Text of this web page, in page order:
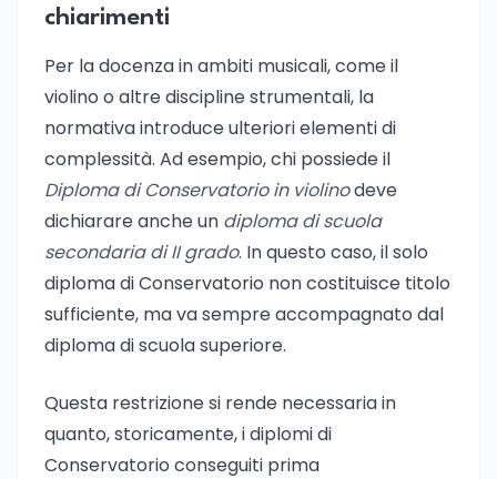
chiarimenti
Per la docenza in ambiti musicali, come il
violino o altre discipline strumentali, la
normativa introduce ulteriori elementi di
complessità. Ad esempio, chi possiede il
Diploma di Conservatorio in violinodeve
dichiarare anche un diploma di scuola
secondaria di II grado. In questo caso, il solo
diploma di Conservatorio non costituisce titolo
sufficiente, ma va sempre accompagnato dal
diploma di scuola superiore.
Questa restrizione si rende necessaria in
quanto, storicamente, i diplomi di
Conservatorio conseguiti prima